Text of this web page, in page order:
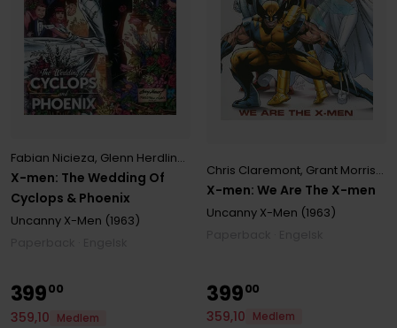
X-men: The Wedding Of
Cyclops & Phoenix
Fabian Nicieza, Glenn Herdling
Uncanny X-Men (1963)
X-men: We Are The X-men
Chris Claremont, Grant Morrison
Uncanny X-Men (1963)
39900
359,10
Medlem
39900
359,10
Medlem